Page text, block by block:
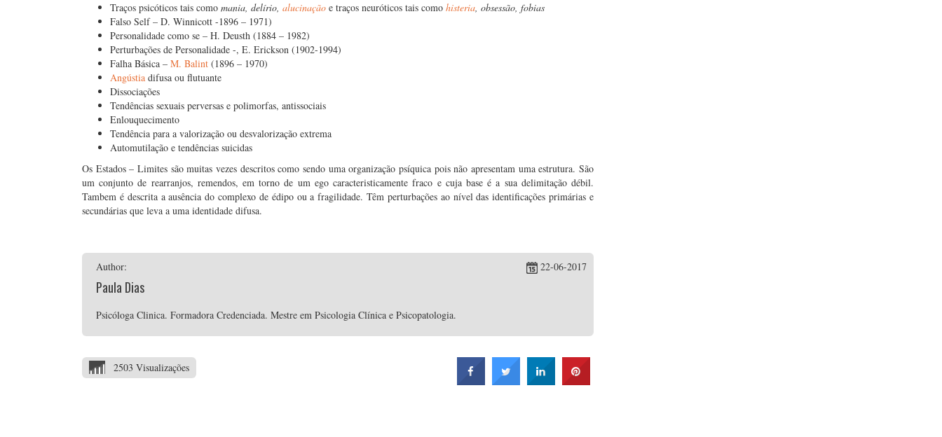
Traços psicóticos tais como mania, delírio, alucinação e traços neuróticos tais como histeria, obsessão, fobias
Falso Self – D. Winnicott -1896 – 1971)
Personalidade como se – H. Deusth (1884 – 1982)
Perturbações de Personalidade -, E. Erickson (1902-1994)
Falha Básica – M. Balint (1896 – 1970)
Angústia difusa ou flutuante
Dissociações
Tendências sexuais perversas e polimorfas, antissociais
Enlouquecimento
Tendência para a valorização ou desvalorização extrema
Automutilação e tendências suicidas
Os Estados – Limites são muitas vezes descritos como sendo uma organização psíquica pois não apresentam uma estrutura. São
um conjunto de rearranjos, remendos, em torno de um ego caracteristicamente fraco e cuja base é a sua delimitação débil.
Tambem é descrita a ausência do complexo de édipo ou a fragilidade. Têm perturbações ao nível das identificações primárias e
secundárias que leva a uma identidade difusa.
Author:
Paula Dias
22-06-2017
Psicóloga Clinica. Formadora Credenciada. Mestre em Psicologia Clínica e Psicopatologia.
2503 Visualizações